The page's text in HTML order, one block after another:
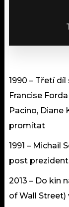
1990 – Třetí
Francise
Pacino, Diane
promítat
1991 – Michail
post
2013 – Do kin
of Wall Street)